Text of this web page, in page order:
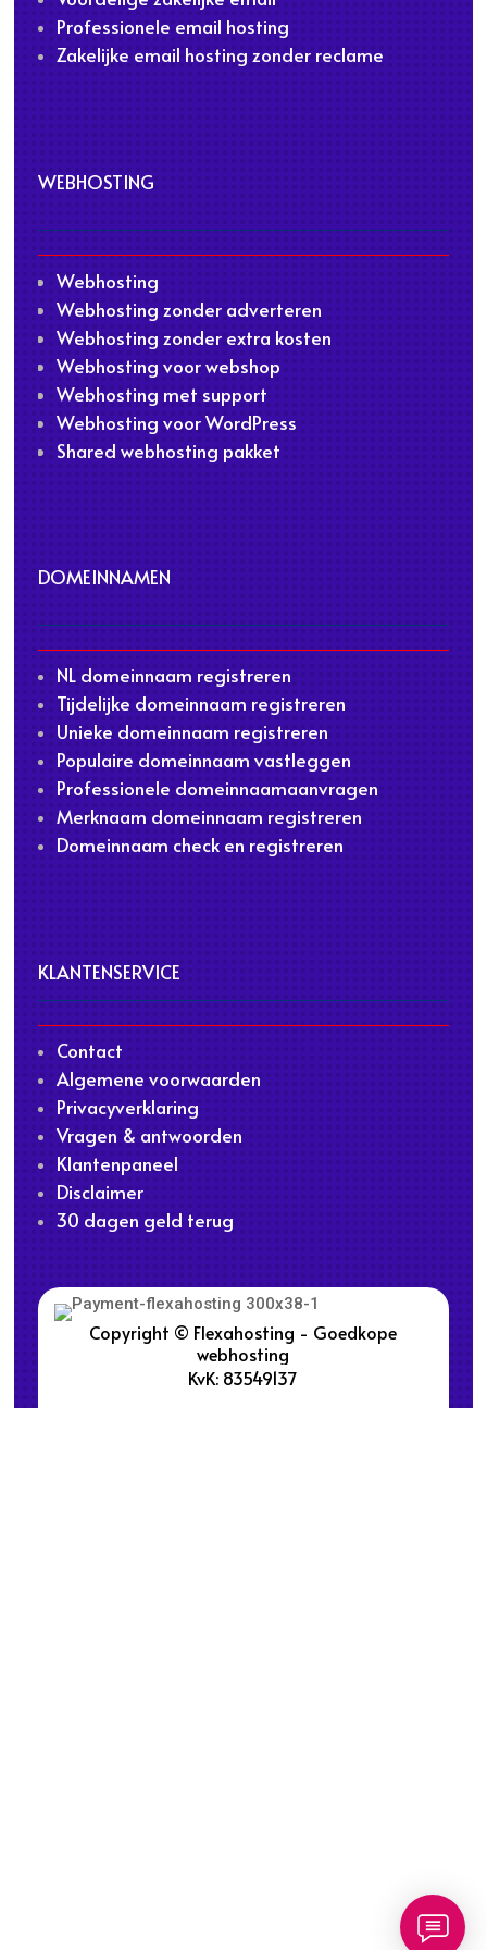
Professionele email hosting
Zakelijke email hosting zonder reclame
WEBHOSTING
Webhosting
Webhosting zonder adverteren
Webhosting zonder extra kosten
Webhosting voor webshop
Webhosting met support
Webhosting voor WordPress
Shared webhosting pakket
DOMEINNAMEN
NL domeinnaam registreren
Tijdelijke domeinnaam registreren
Unieke domeinnaam registreren
Populaire domeinnaam vastleggen
Professionele domeinnaamaanvragen
Merknaam domeinnaam registreren
Domeinnaam check en registreren
KLANTENSERVICE
Contact
Algemene voorwaarden
Privacyverklaring
Vragen & antwoorden
Klantenpaneel
Disclaimer
30 dagen geld terug
Copyright © Flexahosting - Goedkope
webhosting
KvK: 83549137